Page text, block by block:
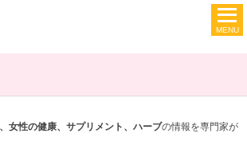
女性の健康、サプリメント、ハーブの情報を専門家が